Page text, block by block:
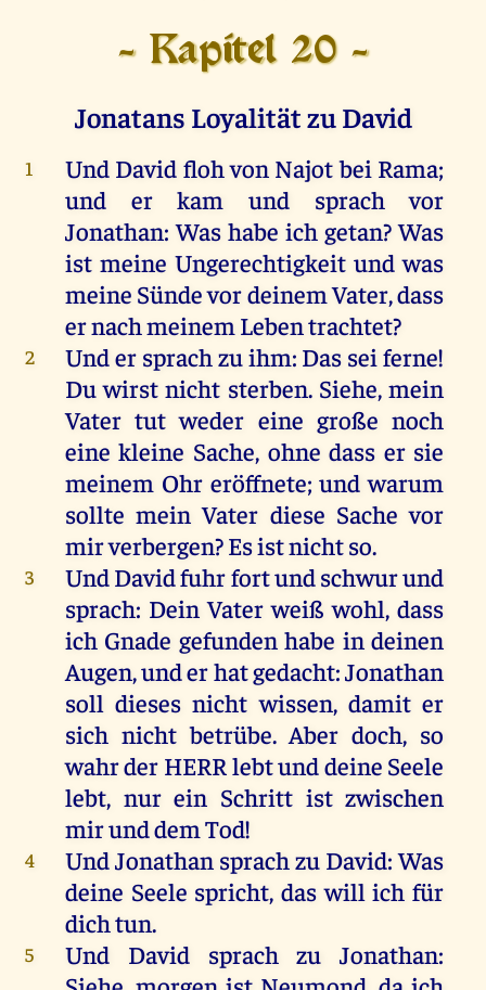
- Kapitel 20 -
Jonatans Loyalität zu David
1 Und David flohvon Najotbei Rama;
und
er kam und sprach
vor
Jonathan:Was habe ich getan?Was
ist meine Ungerechtigkeit und was
meine SündevordeinemVater, dass
ernachmeinem Lebentrachtet?
2 Under sprachzuihm: Das sei ferne!
Du wirst nicht sterben. Siehe,mein
Vater tut weder eine große noch
eine kleine Sache, ohne dass er sie
meinem Ohreröffnete;und warum
sollte mein Vater diese Sache vor
mirverbergen?Esistnichtso.
3 UndDavidfuhrfortundschwurund
sprach: Dein Vater weiß wohl, dass
ich Gnade gefunden habe in deinen
Augen,underhatgedacht:Jonathan
soll dieses nicht wissen, damit er
sich nicht betrübe.Aber doch, so
wahrder HERRlebtunddeine Seele
lebt, nur ein Schritt ist zwischen
mirunddemTod!
4 UndJonathan sprachzu David:Was
deine Seele spricht,das will ich für
dichtun.
5 Und David sprach zu Jonathan: